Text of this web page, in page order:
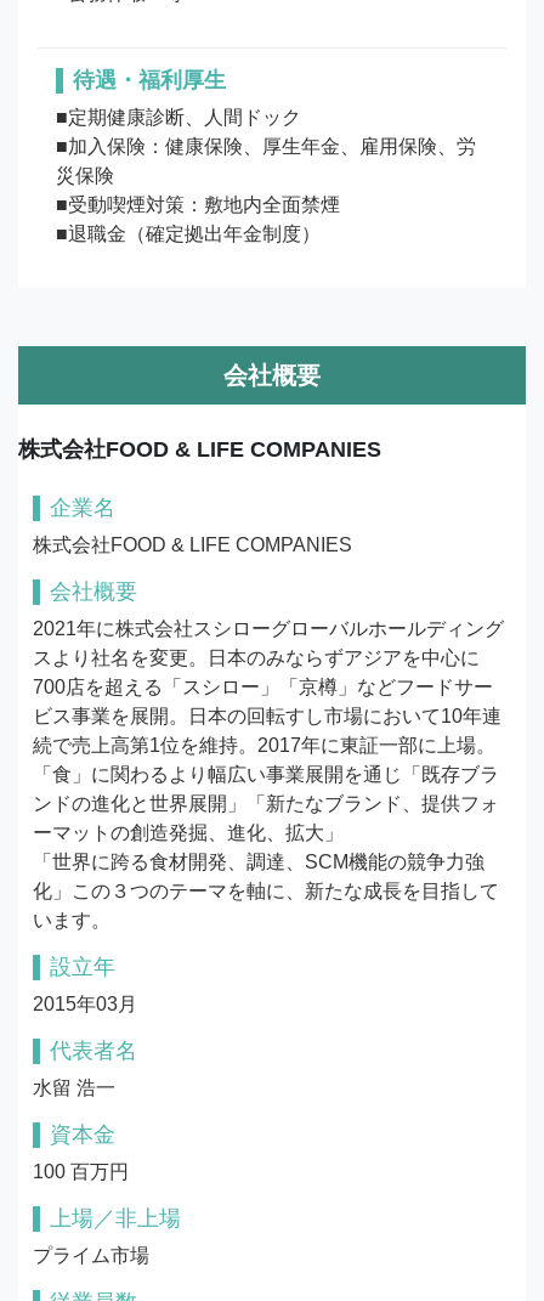
待遇・福利厚生
■定期健康診断、人間ドック
■加入保険：健康保険、厚生年金、雇用保険、労
災保険
■受動喫煙対策：敷地内全面禁煙
■退職金（確定拠出年金制度）
会社概要
株式会社FOOD & LIFE COMPANIES
企業名
株式会社FOOD & LIFE COMPANIES
会社概要
2021年に株式会社スシローグローバルホールディング
スより社名を変更。日本のみならずアジアを中心に
700店を超える「スシロー」「京樽」などフードサー
ビス事業を展開。日本の回転すし市場において10年連
続で売上高第1位を維持。2017年に東証一部に上場。
「食」に関わるより幅広い事業展開を通じ「既存ブラ
ンドの進化と世界展開」「新たなブランド、提供フォ
ーマットの創造発掘、進化、拡大」
「世界に跨る食材開発、調達、SCM機能の競争力強
化」この３つのテーマを軸に、新たな成長を目指して
います。
設立年
2015年03月
代表者名
水留 浩一
資本金
100 百万円
上場／非上場
プライム市場